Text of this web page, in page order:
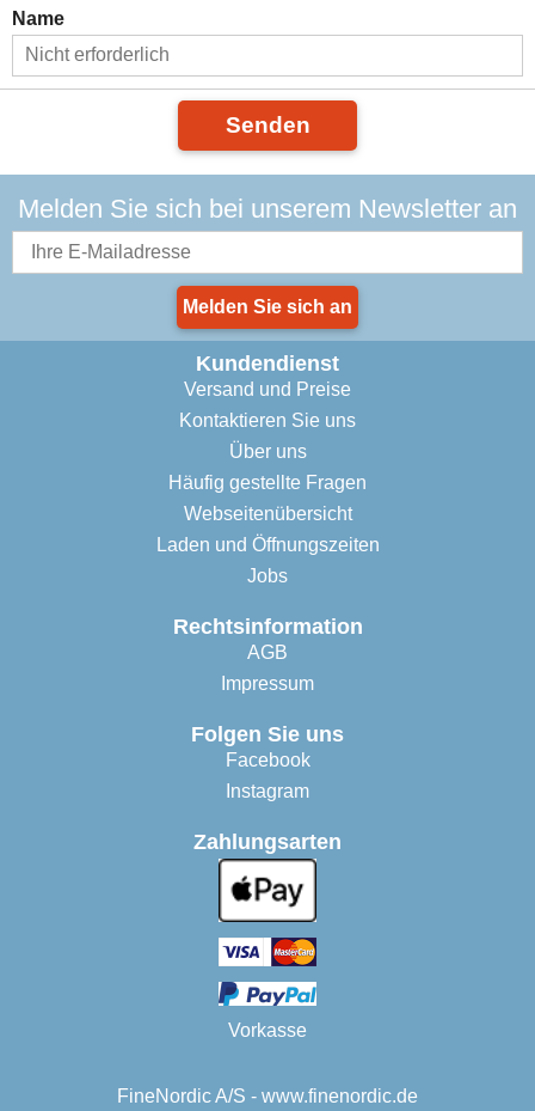
Name
Senden
Melden Sie sich bei unserem Newsletter an
Melden Sie sich an
Kundendienst
Versand und Preise
Kontaktieren Sie uns
Über uns
Häufig gestellte Fragen
Webseitenübersicht
Laden und Öffnungszeiten
Jobs
Rechtsinformation
AGB
Impressum
Folgen Sie uns
Facebook
Instagram
Zahlungsarten
Vorkasse
FineNordic A/S - www.finenordic.de